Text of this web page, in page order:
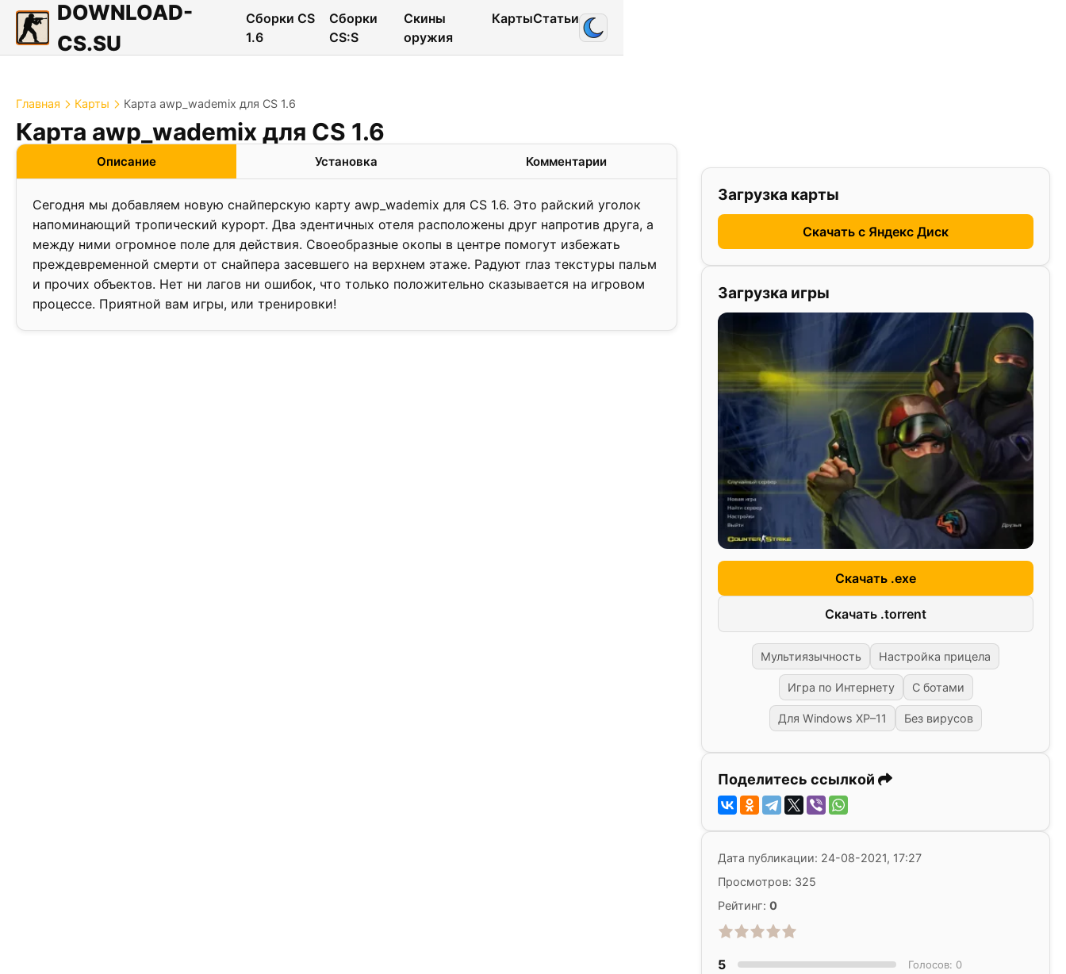
DOWNLOAD-
CS.SU
Сборки CS
1.6
Сборки
CS:S
Скины
оружия
КартыСтатьи
Главная Карты Карта awp_wademix для CS 1.6
Карта awp_wademix для CS 1.6
❮ ❯
Описание Установка Комментарии
Сегодня мы добавляем новую снайперскую карту awp_wademix для CS 1.6. Это райский уголок
напоминающий тропический курорт. Два эдентичных отеля расположены друг напротив друга, а
между ними огромное поле для действия. Своеобразные окопы в центре помогут избежать
преждевременной смерти от снайпера засевшего на верхнем этаже. Радуют глаз текстуры пальм
и прочих объектов. Нет ни лагов ни ошибок, что только положительно сказывается на игровом
процессе. Приятной вам игры, или тренировки!
Загрузка карты
Скачать с Яндекс Диск
Загрузка игры
Скачать .exe
Скачать .torrent
Мультиязычность Настройка прицела
Игра по Интернету С ботами
Для Windows XP–11 Без вирусов
Поделитесь ссылкой
Дата публикации: 24-08-2021, 17:27
Просмотров: 325
Рейтинг: 0
5 Голосов: 0